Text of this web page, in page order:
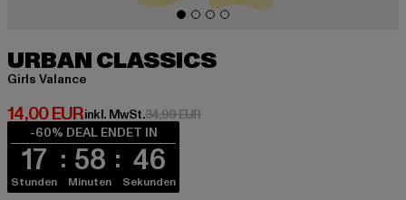
URBAN CLASSICS
Girls Valance
14,00 EUR
Derzeitiger Preis: 14,00 EUR
inkl. MwSt.34,99 EURAktionspreis: 34,99 EUR
-60% DEAL ENDET IN
17
Stunden
58
Minuten
46
Sekunden